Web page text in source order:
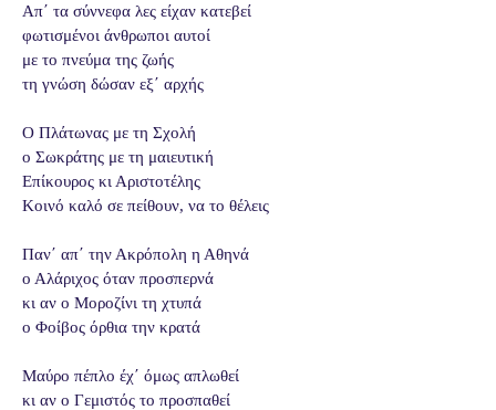
Απ΄ τα σύννεφα λες είχαν κατεβεί
φωτισμένοι άνθρωποι αυτοί
με το πνεύμα της ζωής
τη γνώση δώσαν εξ΄ αρχής
Ο Πλάτωνας με τη Σχολή
ο Σωκράτης με τη μαιευτική
Επίκουρος κι Αριστοτέλης
Κοινό καλό σε πείθουν, να το θέλεις
Παν΄ απ΄ την Ακρόπολη η Αθηνά
ο Αλάριχος όταν προσπερνά
κι αν ο Μοροζίνι τη χτυπά
ο Φοίβος όρθια την κρατά
Μαύρο πέπλο έχ΄ όμως απλωθεί
κι αν ο Γεμιστός το προσπαθεί